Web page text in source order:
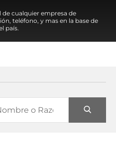
de cualquier empresa de
teléfono, y mas en la base de
país.